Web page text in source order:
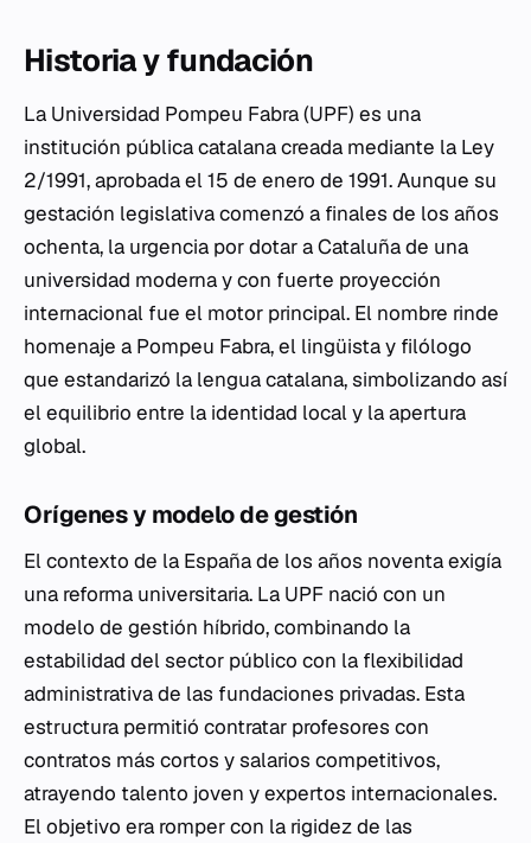
Historia y fundación
La Universidad Pompeu Fabra (UPF) es una
institución pública catalana creada mediante la Ley
2/1991, aprobada el 15 de enero de 1991. Aunque su
gestación legislativa comenzó a finales de los años
ochenta, la urgencia por dotar a Cataluña de una
universidad moderna y con fuerte proyección
internacional fue el motor principal. El nombre rinde
homenaje a Pompeu Fabra, el lingüista y filólogo
que estandarizó la lengua catalana, simbolizando así
el equilibrio entre la identidad local y la apertura
global.
Orígenes y modelo de gestión
El contexto de la España de los años noventa exigía
una reforma universitaria. La UPF nació con un
modelo de gestión híbrido, combinando la
estabilidad del sector público con la flexibilidad
administrativa de las fundaciones privadas. Esta
estructura permitió contratar profesores con
contratos más cortos y salarios competitivos,
atrayendo talento joven y expertos internacionales.
El objetivo era romper con la rigidez de las